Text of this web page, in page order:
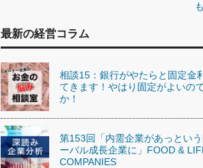
最新の経営コラム
相談15：銀行がやたらと固定金
てきます！やはり固定がよいの
か！
第153回「内需企業があっとい
ーバル成長企業に」FOOD &
COMPANIES